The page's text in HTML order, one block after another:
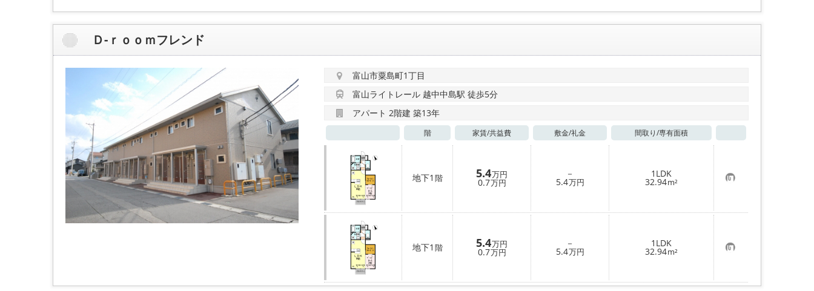
Ｄ-ｒｏｏｍフレンド
富山市粟島町1丁目
富山ライトレール 越中中島駅 徒歩5分
アパート 2階建 築13年
階 家賃/共益費 敷金/礼金 間取り/専有面積
地下1 階 5.4万円
0.7万円
－
5.4万円
1LDK
32.94m² お
気
に
入
り
登
録
地下1 階 5.4万円
0.7万円
－
5.4万円
1LDK
32.94m² お
気
に
入
り